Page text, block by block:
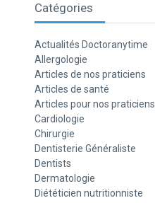
Catégories
Actualités Doctoranytime
Allergologie
Articles de nos praticiens
Articles de santé
Articles pour nos praticiens
Cardiologie
Chirurgie
Dentisterie Généraliste
Dentists
Dermatologie
Diététicien nutritionniste